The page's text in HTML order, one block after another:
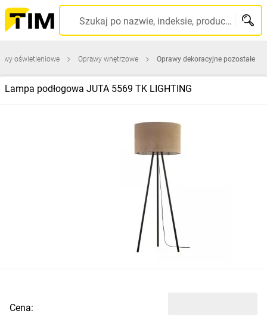
Szukaj po nazwie, indeksie, producencie, kodzie kreskowym...
oświetleniowe Oprawy wnętrzowe Oprawy dekoracyjne pozostałe
Lampa podłogowa JUTA 5569 TK LIGHTING
Cena: